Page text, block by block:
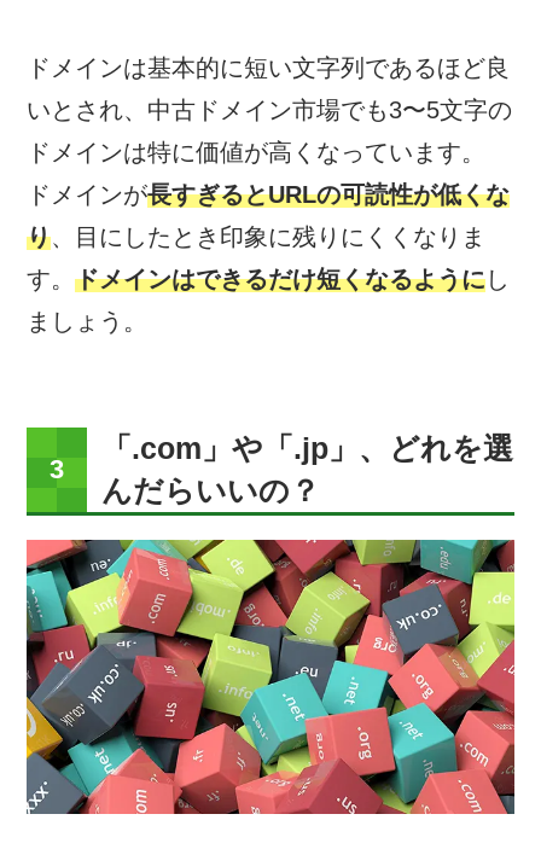
ドメインは基本的に短い文字列であるほど良
いとされ、中古ドメイン市場でも3〜5文字の
ドメインは特に価値が高くなっています。
ドメインが長すぎるとURLの可読性が低くな
り、目にしたとき印象に残りにくくなりま
す。ドメインはできるだけ短くなるようにし
ましょう。
「.com」や「.jp」、どれを選
んだらいいの？